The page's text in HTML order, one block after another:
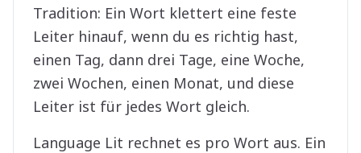
Tradition: Ein Wort klettert eine feste
Leiter hinauf, wenn du es richtig hast,
einen Tag, dann drei Tage, eine Woche,
zwei Wochen, einen Monat, und diese
Leiter ist für jedes Wort gleich.
Language Lit rechnet es pro Wort aus. Ein